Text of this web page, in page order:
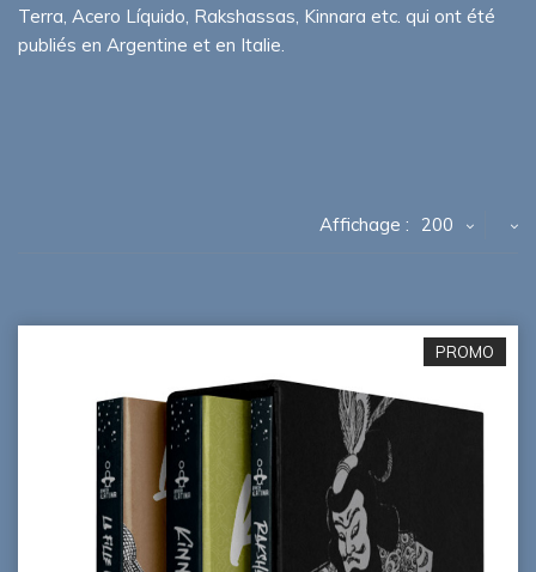
Terra, Acero Líquido, Rakshassas, Kinnara etc. qui ont été
publiés en Argentine et en Italie.
Affichage : 200
PROMO